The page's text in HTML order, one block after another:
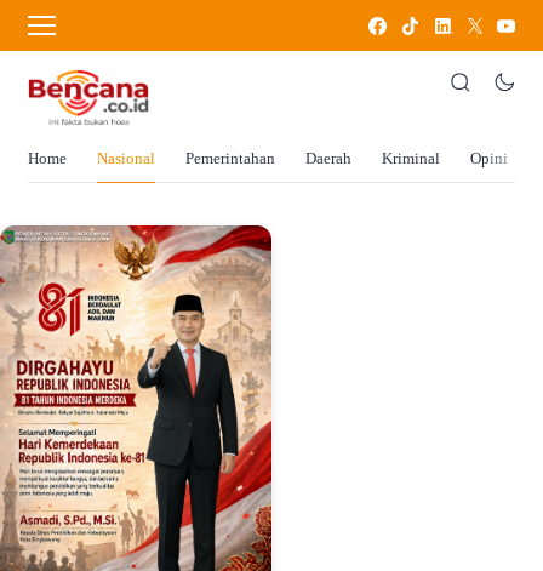
Home Nasional Pemerintahan Daerah Kriminal Opini